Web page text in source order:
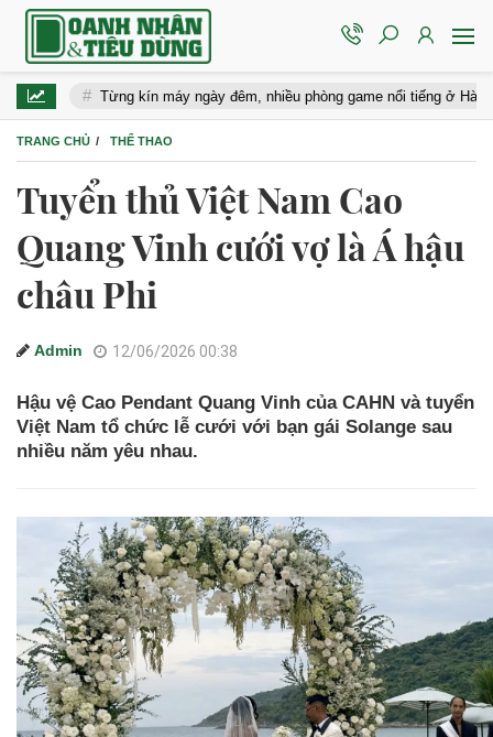
Từng kín máy ngày đêm, nhiều phòng game nổi tiếng ở Hà Nội đóng cửa
TRANG CHỦ THỂ THAO
Tuyển thủ Việt Nam Cao
Quang Vinh cưới vợ là Á hậu
châu Phi
Admin 12/06/2026 00:38
Hậu vệ Cao Pendant Quang Vinh của CAHN và tuyển
Việt Nam tổ chức lễ cưới với bạn gái Solange sau
nhiều năm yêu nhau.